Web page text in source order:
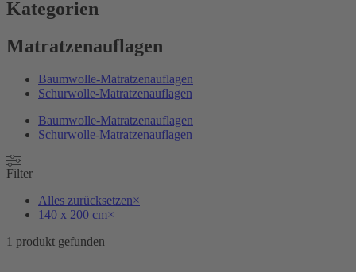
Kategorien
Matratzenauflagen
Baumwolle-Matratzenauflagen
Schurwolle-Matratzenauflagen
Baumwolle-Matratzenauflagen
Schurwolle-Matratzenauflagen
Filter
Alles zurücksetzen×
140 x 200 cm×
1 produkt gefunden